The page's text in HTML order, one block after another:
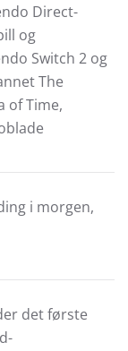
Direct-
og
Switch 2 og
The
of Time,
i morgen,
det første